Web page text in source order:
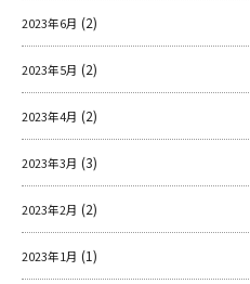
2023年6月 (2)
2023年5月 (2)
2023年4月 (2)
2023年3月 (3)
2023年2月 (2)
2023年1月 (1)